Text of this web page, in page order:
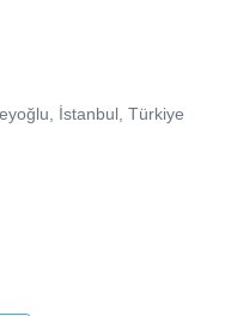
İstanbul, Türkiye